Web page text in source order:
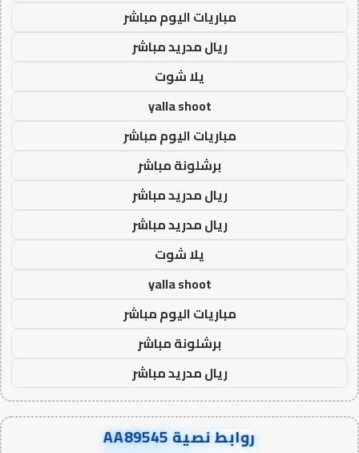
مباريات اليوم مباشر
ريال مدريد مباشر
يلا شوت
yalla shoot
مباريات اليوم مباشر
برشلونة مباشر
ريال مدريد مباشر
ريال مدريد مباشر
يلا شوت
yalla shoot
مباريات اليوم مباشر
برشلونة مباشر
ريال مدريد مباشر
روابط نصية AA89545